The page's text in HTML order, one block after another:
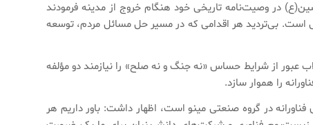
در وصیت‌نامه تاریخی خود هنگام خروج از مدینه فرمودند
است. بی‌تردید هر اقدامی که در مسیر حل مسائل مردم، توسعه
شهدا پس از جنگ ۱۲ روزه اشاره کرد و گفت: رهبر شهید انقلاب عبور از شرایط حساس «نه جنگ و نه صلح» را نیازمند دو مؤلفه
را هموار سازد.
در گروه صنعتی مینو است، اظهار داشت: باور داریم هر